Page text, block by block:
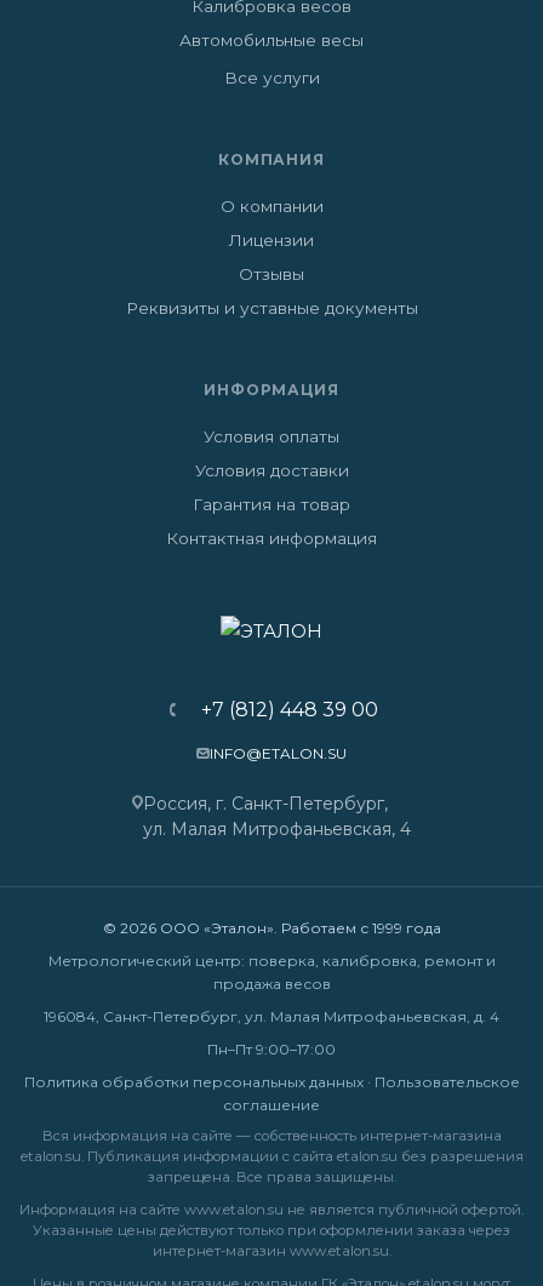
Калибровка весов
Автомобильные весы
Все услуги
КОМПАНИЯ
О компании
Лицензии
Отзывы
Реквизиты и уставные документы
ИНФОРМАЦИЯ
Условия оплаты
Условия доставки
Гарантия на товар
Контактная информация
+7 (812) 448 39 00
INFO@ETALON.SU
Россия, г. Санкт-Петербург,
ул. Малая Митрофаньевская, 4
© 2026 ООО «Эталон». Работаем с 1999 года
Метрологический центр: поверка, калибровка, ремонт и
продажа весов
196084, Санкт-Петербург, ул. Малая Митрофаньевская, д. 4
Пн–Пт 9:00–17:00
Политика обработки персональных данных· Пользовательское
соглашение
Вся информация на сайте — собственность интернет-магазина
etalon.su. Публикация информации с сайта etalon.su без разрешения
запрещена. Все права защищены.
Информация на сайте www.etalon.su не является публичной офертой.
Указанные цены действуют только при оформлении заказа через
интернет-магазин www.etalon.su.